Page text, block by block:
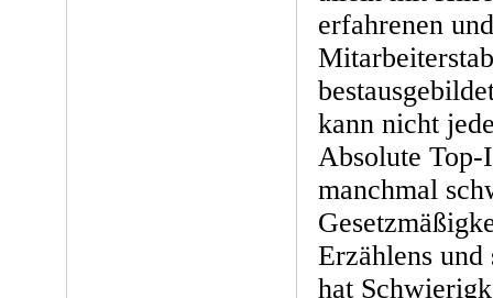
erfahrenen
kann nicht
Absolute Top-
manchmal
Erzählens
hat